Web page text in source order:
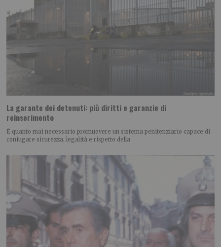
La garante dei detenuti: più diritti e garanzie di
reinserimento
È quanto mai necessario promuovere un sistema penitenziario capace di
coniugare sicurezza, legalità e rispetto della